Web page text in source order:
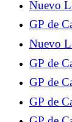
Nuevo
Francia,
mercado
GP de
Libres 1,
Nuevo
V8 de
GP de
pruebas,
Jorge
GP de
GP de
sus